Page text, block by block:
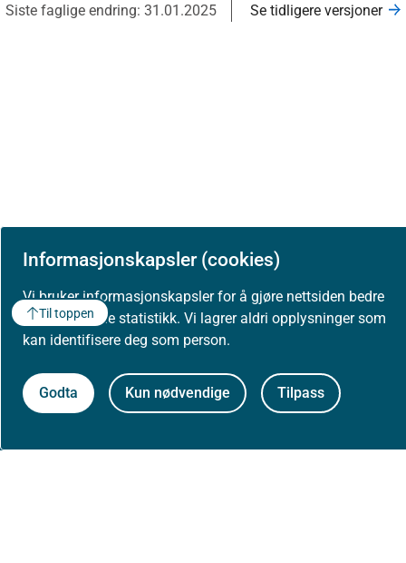
Informasjonskapsler (cookies)
Vi bruker informasjonskapsler for å gjøre nettsiden bedre
og for å samle statistikk. Vi lagrer aldri opplysninger som
kan identifisere deg som person.
Godta Kun nødvendige Tilpass
Siste faglige endring: 31.01.2025
Se tidligere versjoner
Til toppen